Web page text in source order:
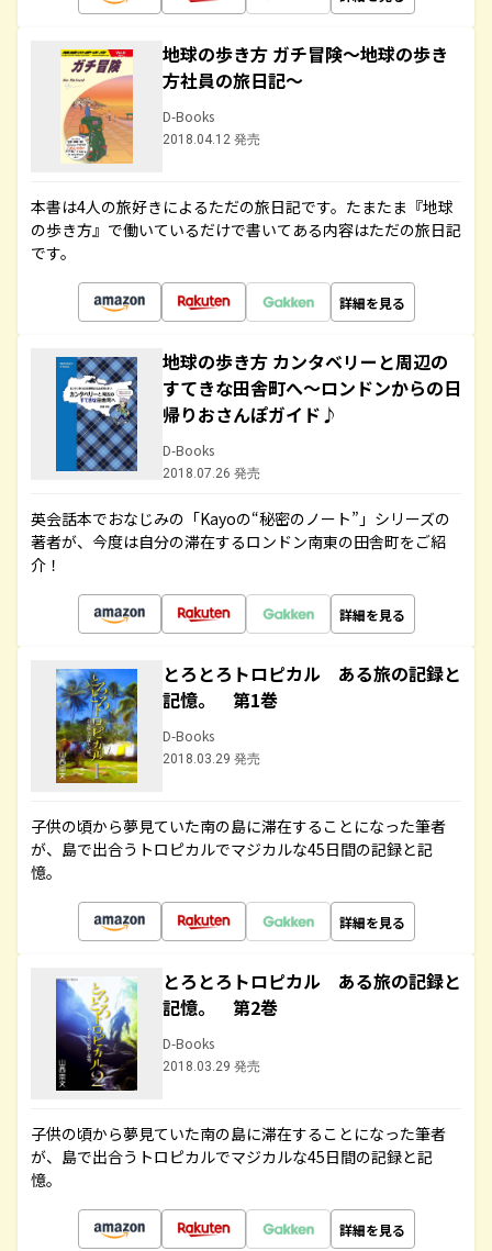
地球の歩き方 ガチ冒険～地球の歩き
方社員の旅日記～
D-Books
2018.04.12 発売
本書は4人の旅好きによるただの旅日記です。たまたま『地球
の歩き方』で働いているだけで書いてある内容はただの旅日記
です。
詳細を見る
地球の歩き方 カンタベリーと周辺の
すてきな田舎町へ～ロンドンからの日
帰りおさんぽガイド♪
D-Books
2018.07.26 発売
英会話本でおなじみの「Kayoの“秘密のノート”」シリーズの
著者が、今度は自分の滞在するロンドン南東の田舎町をご紹
介！
詳細を見る
とろとろトロピカル ある旅の記録と
記憶。 第1巻
D-Books
2018.03.29 発売
子供の頃から夢見ていた南の島に滞在することになった筆者
が、島で出合うトロピカルでマジカルな45日間の記録と記
憶。
詳細を見る
とろとろトロピカル ある旅の記録と
記憶。 第2巻
D-Books
2018.03.29 発売
子供の頃から夢見ていた南の島に滞在することになった筆者
が、島で出合うトロピカルでマジカルな45日間の記録と記
憶。
詳細を見る